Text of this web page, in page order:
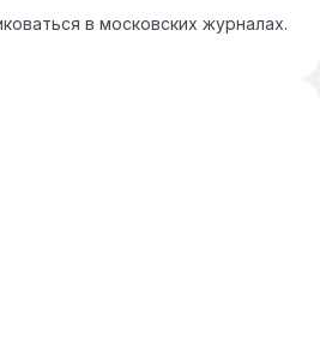
в московских журналах.